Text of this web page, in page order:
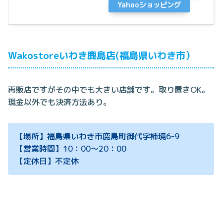
Yahooショッピング
Wakostoreいわき鹿島店(福島県いわき市）
再販店ですがその中でも大きい店舗です。取り置きOK。
現金以外でも決済方法あり。
【場所】福島県いわき市鹿島町御代字柿境6-9
【営業時間】10：00～20：00
【定休日】不定休